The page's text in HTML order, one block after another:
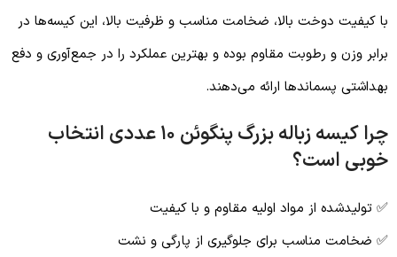
با کیفیت دوخت بالا، ضخامت مناسب و ظرفیت بالا، این کیسه‌ها در
برابر وزن و رطوبت مقاوم بوده و بهترین عملکرد را در جمع‌آوری و دفع
بهداشتی پسماندها ارائه می‌دهند.
چرا کیسه زباله بزرگ پنگوئن ۱۰ عددی انتخاب
خوبی است؟
✅ تولیدشده از مواد اولیه مقاوم و با کیفیت
✅ ضخامت مناسب برای جلوگیری از پارگی و نشت